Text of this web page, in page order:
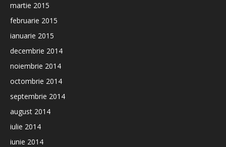
martie 2015
februarie 2015
ianuarie 2015
decembrie 2014
noiembrie 2014
octombrie 2014
septembrie 2014
august 2014
iulie 2014
iunie 2014